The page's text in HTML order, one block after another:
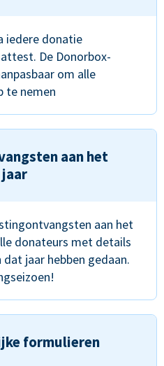
iedere donatie
De Donorbox-
om alle
te nemen
aan het
aan het
donateurs met details
jaar hebben gedaan.
formulieren